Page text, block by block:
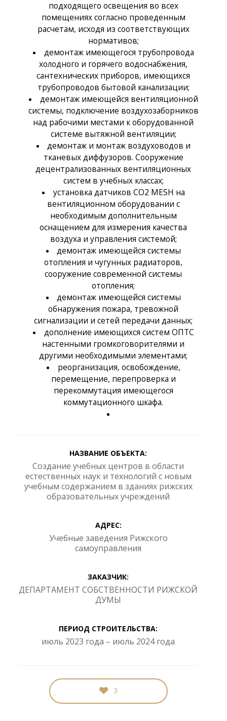
подходящего освещения во всех
помещениях согласно проведенным
расчетам, исходя из соответствующих
нормативов;
демонтаж имеющегося трубопровода
холодного и горячего водоснабжения,
сантехнических приборов, имеющихся
трубопроводов бытовой канализации;
демонтаж имеющейся вентиляционной
системы, подключение воздухозаборников
над рабочими местами к оборудованной
системе вытяжной вентиляции;
демонтаж и монтаж воздуховодов и
тканевых диффузоров. Сооружение
децентрализованных вентиляционных
систем в учебных классах;
установка датчиков CO2 MESH на
вентиляционном оборудовании с
необходимым дополнительным
оснащением для измерения качества
воздуха и управления системой;
демонтаж имеющейся системы
отопления и чугунных радиаторов,
сооружение современной системы
отопления;
демонтаж имеющейся системы
обнаружения пожара, тревожной
сигнализации и сетей передачи данных;
дополнение имеющихся систем ОПТС
настенными громкоговорителями и
другими необходимыми элементами;
реорганизация, освобождение,
перемещение, перепроверка и
перекоммутация имеющегося
коммутационного шкафа.
НАЗВАНИЕ ОБЪЕКТА:
Создание учебных центров в области
естественных наук и технологий с новым
учебным содержанием в зданиях рижских
образовательных учреждений
АДРЕС:
Учебные заведения Рижского
самоуправления
ЗАКАЗЧИК:
ДЕПАРТАМЕНТ СОБСТВЕННОСТИ РИЖСКОЙ
ДУМЫ
ПЕРИОД СТРОИТЕЛЬСТВА:
июль 2023 года – июль 2024 года
3